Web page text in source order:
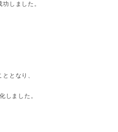
しました。
となり、
しました。